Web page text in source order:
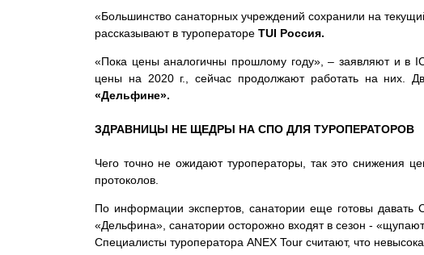
«Большинство санаторных учреждений сохранили на
рассказывают в туроператоре TUI Россия.
«Пока цены аналогичны прошлому году», – заявляют и в
цены на 2020 г., сейчас продолжают работать на
«Дельфине».
ЗДРАВНИЦЫ НЕ ЩЕДРЫ НА СПО ДЛЯ ТУРОПЕРАТОРОВ
Чего точно не ожидают туроператоры, так это снижения
протоколов.
По информации экспертов, санатории еще готовы
«Дельфина», санатории осторожно входят в сезон - «щупают
Специалисты туроператора ANEX Tour считают, что